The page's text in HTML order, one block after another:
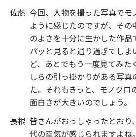
佐藤 今回、人物を撮った写真でモ
ように感じたのですが、その
のよさを十分に生かした作品
パッと見ると通り過ぎてしま
ど、あとでもう一度見てみた
しらの引っ掛かりがある写真
た。それもきっと、モノクロ
面白さが大きいのでしょう。
長根 皆さんがおっしゃったとおり
代の空気が感じられますよね